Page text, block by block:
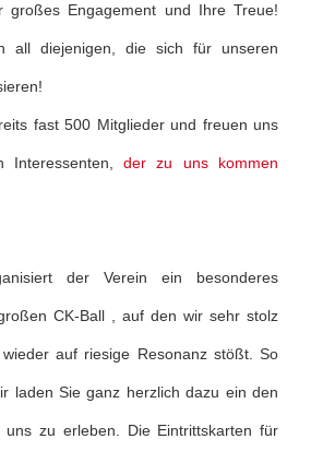
großes Engagement und Ihre Treue!
all diejenigen, die sich für unseren
fast 500 Mitglieder und freuen uns
Interessenten,der zu uns kommen
der Verein ein besonderes
CK-Ball , auf den wir sehr stolz
auf riesige Resonanz stößt. So
laden Sie ganz herzlich dazu ein den
uns zu erleben. Die Eintrittskarten für